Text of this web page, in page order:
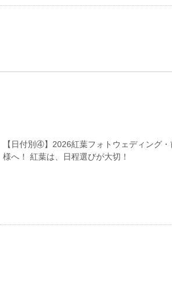
【日付別④】2026紅葉フォトウェディング
様へ！ 紅葉は、日程選びが大切！